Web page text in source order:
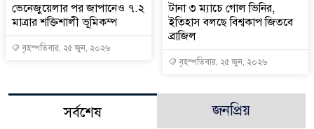
ভেনেজুয়েলার পর জাপানেও ৭.২
মাত্রার শক্তিশালী ভূমিকম্প
বৃহস্পতিবার, ২৫ জুন, ২০২৬
টানা ৩ ম্যাচে গোল ভিনির,
ইতিহাস বলছে বিশ্বকাপ জিতবে
ব্রাজিল
বৃহস্পতিবার, ২৫ জুন, ২০২৬
সর্বশেষ জনপ্রিয়